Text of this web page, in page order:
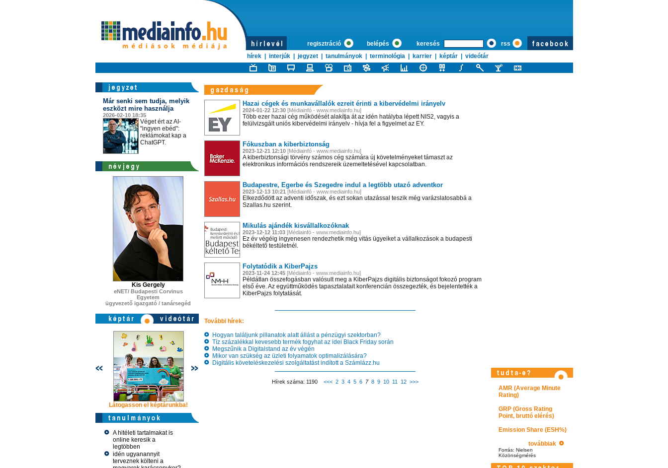
regisztráció belépés keresés
rss
hírek
interjúk jegyzet tanulmányok terminológia karrier képtár videótár
Már senki sem tudja, melyik
eszközt mire használja
2026-02-10 18:35
Véget ért az AI-
"ingyen ebéd":
reklámokat kap a
ChatGPT.
Kis Gergely
eNET/ Budapesti Corvinus
Egyetem
ügyvezető igazgató / tanársegéd
Látogasson el képtárunkba! Látogasson el képtárunkba!
A hitéleti tartalmakat is
online keresik a
legtöbben
idén ugyanannyit
terveznek költeni a
Hazai cégek és munkavállalók ezreit érinti a kibervédelmi irányelv
2024-01-22 12:30[Médiainfó - www.mediainfo.hu]
Több ezer hazai cég működését alakítja át az idén hatályba lépett NIS2, vagyis a
felülvizsgált uniós kibervédelmi irányelv - hívja fel a figyelmet az EY.
Fókuszban a kiberbiztonság
2023-12-21 12:10[Médiainfó - www.mediainfo.hu]
A kiberbiztonsági törvény számos cég számára új követelményeket támaszt az
elektronikus információs rendszereik üzemeltetésével kapcsolatban.
Budapestre, Egerbe és Szegedre indul a legtöbb utazó adventkor
2023-12-13 10:21 [Médiainfó - www.mediainfo.hu]
Elkezdődött az adventi időszak, és ezt sokan utazással teszik még varázslatosabbá a
Szallas.hu szerint.
Mikulás ajándék kisvállalkozóknak
2023-12-12 11:03[Médiainfó - www.mediainfo.hu]
Ez év végéig ingyenesen rendezhetik még vitás ügyeiket a vállalkozások a budapesti
békéltető testületnél.
Folytatódik a KiberPajzs
2023-11-24 12:45[Médiainfó - www.mediainfo.hu]
Példátlan összefogásban valósult meg a KiberPajzs digitális biztonságot fokozó program
első éve. Az együttműködés tapasztalatait konferencián összegezték, és bejelentették a
KiberPajzs folytatását.
További hírek:
Hogyan találjunk pillanatok alatt állást a pénzügyi szektorban?
Tíz százalékkal kevesebb termék fogyhat az idei Black Friday során
Megszűnik a Digitalstand az év végén
Mikor van szükség az üzleti folyamatok optimalizálására?
Digitális követeléskezelési szolgáltatást indított a Számlázz.hu
Hírek száma: 1190 <<< 2 3 4 5 6 7 8 9 10 11 12 >>>
AMR (Average Minute
Rating)
GRP (Gross Rating
Point, bruttó elérés)
Emission Share (ESH%)
továbbiak
Forrás: Nielsen
Közönségmérés